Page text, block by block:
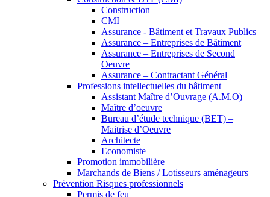
Construction
CMI
Assurance - Bâtiment et Travaux Publics
Assurance – Entreprises de Bâtiment
Assurance – Entreprises de Second
Oeuvre
Assurance – Contractant Général
Professions intellectuelles du bâtiment
Assistant Maître d’Ouvrage (A.M.O)
Maître d’oeuvre
Bureau d’étude technique (BET) –
Maitrise d’Oeuvre
Architecte
Economiste
Promotion immobilière
Marchands de Biens / Lotisseurs aménageurs
Prévention Risques professionnels
Permis de feu